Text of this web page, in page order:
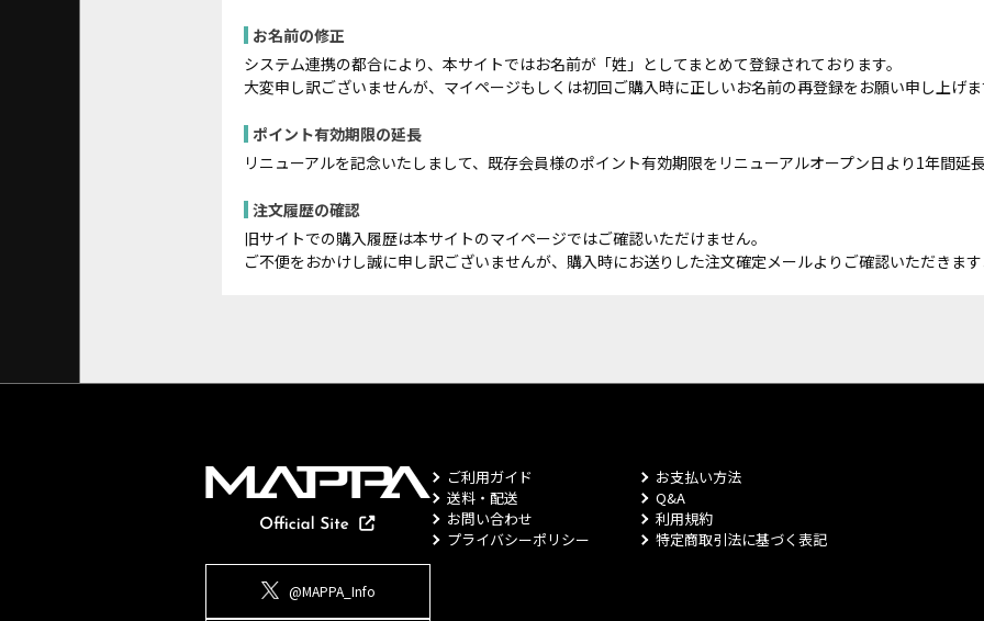
お名前の修正
システム連携の都合により、本サイトではお名前が「姓」としてまとめて登録されております。
大変申し訳ございませんが、マイページもしくは初回ご購入時に正しいお名前の再登録をお願い申し上げ
ポイント有効期限の延長
リニューアルを記念いたしまして、既存会員様のポイント有効期限をリニューアルオープン日より1年間延
注文履歴の確認
旧サイトでの購入履歴は本サイトのマイページではご確認いただけません。
ご不便をおかけし誠に申し訳ございませんが、購入時にお送りした注文確定メールよりご確認いただきま
@MAPPA_Info
ご利用ガイド
お支払い方法
送料・配送
Q&A
お問い合わせ
利用規約
プライバシーポリシー
特定商取引法に基づく表記